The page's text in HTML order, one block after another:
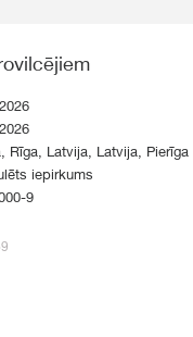
Rīga, Latvija, Latvija, Pierīga
iepirkums
9